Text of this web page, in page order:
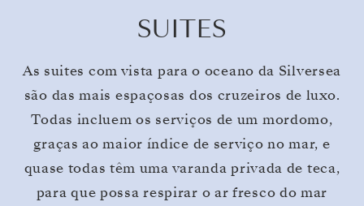
SUITES
As suites com vista para o oceano da Silversea
são das mais espaçosas dos cruzeiros de luxo.
Todas incluem os serviços de um mordomo,
graças ao maior índice de serviço no mar, e
quase todas têm uma varanda privada de teca,
para que possa respirar o ar fresco do mar